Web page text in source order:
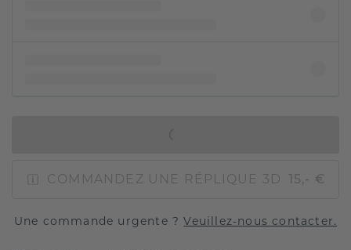
COMMANDEZ UNE RÉPLIQUE 3D 15,- €
Une commande urgente ?Veuillez-nous contacter.